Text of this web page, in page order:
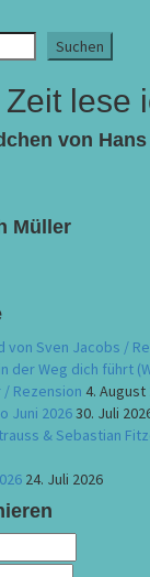
Suchen
lese
von
Müller
von Sven Jacobs /
der Weg dich führt
Rezension 4. August
Juni 202630. Juli
& Sebastian
24. Juli 2026